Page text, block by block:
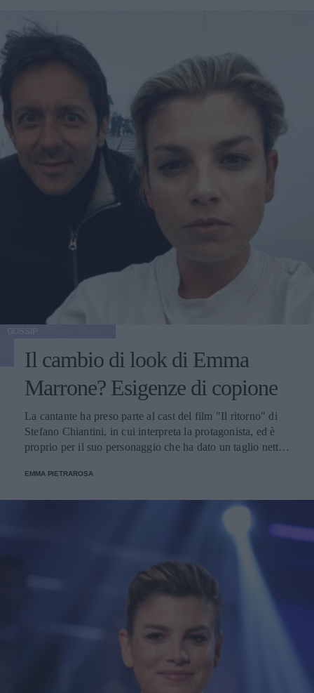
Il cambio di look di Emma
Marrone? Esigenze di copione
La cantante ha preso parte al cast del film "Il ritorno" di
Stefano Chiantini, in cui interpreta la protagonista, ed è
proprio per il suo personaggio che ha dato un taglio netto
EMMA PIETRAROSA